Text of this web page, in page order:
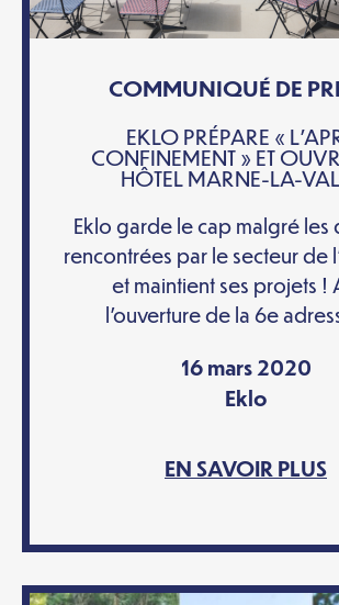
COMMUNIQUÉ DE
EKLO PRÉPARE «
CONFINEMENT » ET
HÔTEL MARNE-LA-
Eklo garde le cap malgré les
rencontrées par le secteur de
et maintient ses projets !
l’ouverture de la 6e
16 mars 2020
Eklo
EN SAVOIR PLUS